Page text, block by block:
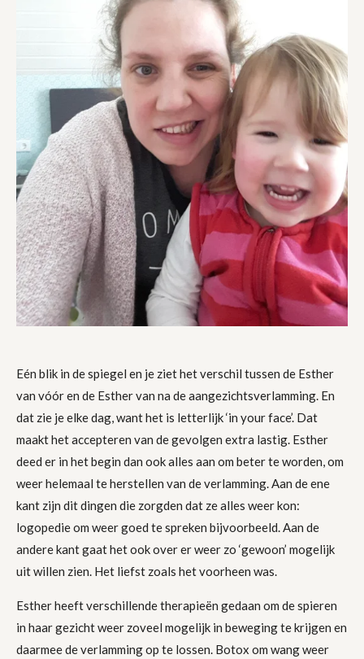
Eén blik in de spiegel en je ziet het verschil tussen de Esther
van vóór en de Esther van na de aangezichtsverlamming. En
dat zie je elke dag, want het is letterlijk ‘in your face’. Dat
maakt het accepteren van de gevolgen extra lastig. Esther
deed er in het begin dan ook alles aan om beter te worden, om
weer helemaal te herstellen van de verlamming. Aan de ene
kant zijn dit dingen die zorgden dat ze alles weer kon:
logopedie om weer goed te spreken bijvoorbeeld. Aan de
andere kant gaat het ook over er weer zo ‘gewoon’ mogelijk
uit willen zien. Het liefst zoals het voorheen was.
Esther heeft verschillende therapieën gedaan om de spieren
in haar gezicht weer zoveel mogelijk in beweging te krijgen en
daarmee de verlamming op te lossen. Botox om wang weer